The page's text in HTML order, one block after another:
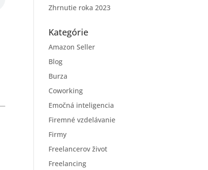
Zhrnutie roka 2023
Kategórie
Amazon Seller
Blog
Burza
Coworking
Emočná inteligencia
Firemné vzdelávanie
Firmy
Freelancerov život
Freelancing